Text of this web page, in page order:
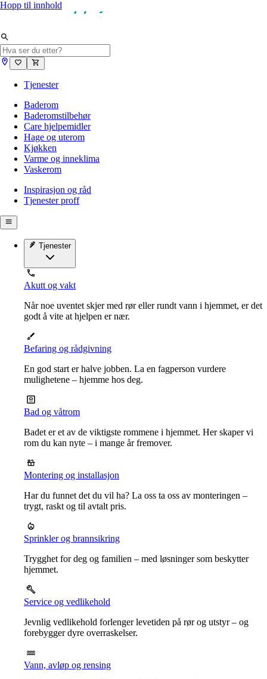
Hopp til innhold
Tjenester
Baderom
Baderomstilbehør
Care hjelpemidler
Hage og uterom
Kjøkken
Varme og inneklima
Vaskerom
Inspirasjon og råd
Tjenester proff
Tjenester
Akutt og vakt
Når noe uventet skjer med rør eller rundt vann i hjemmet, er det
godt å vite at hjelpen er nær.
Befaring og rådgivning
En god start er halve jobben. La en fagperson vurdere
mulighetene – hjemme hos deg.
Bad og våtrom
Badet er et av de viktigste rommene i hjemmet. Her skaper vi
rom du kan nyte – i mange år fremover.
Montering og installasjon
Har du funnet det du vil ha? La oss ta oss av monteringen –
trygt, raskt og til avtalt pris.
Sprinkler og brannsikring
Trygghet for deg og familien – med løsninger som beskytter
hjemmet.
Service og vedlikehold
Jevnlig vedlikehold forlenger levetiden på rør og utstyr – og
forebygger dyre overraskelser.
Vann, avløp og rensing